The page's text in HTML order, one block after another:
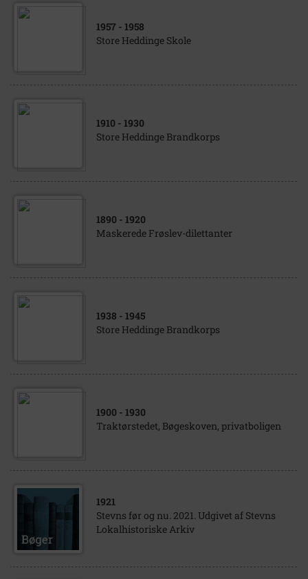
1957 - 1958
Store Heddinge Skole
1910 - 1930
Store Heddinge Brandkorps
1890 - 1920
Maskerede Frøslev-dilettanter
1938 - 1945
Store Heddinge Brandkorps
1900 - 1930
Traktørstedet, Bøgeskoven, privatboligen
1921
Stevns før og nu. 2021. Udgivet af Stevns
Lokalhistoriske Arkiv